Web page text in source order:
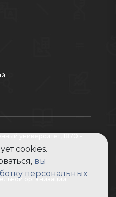
организации
cookies.
вы
персональных